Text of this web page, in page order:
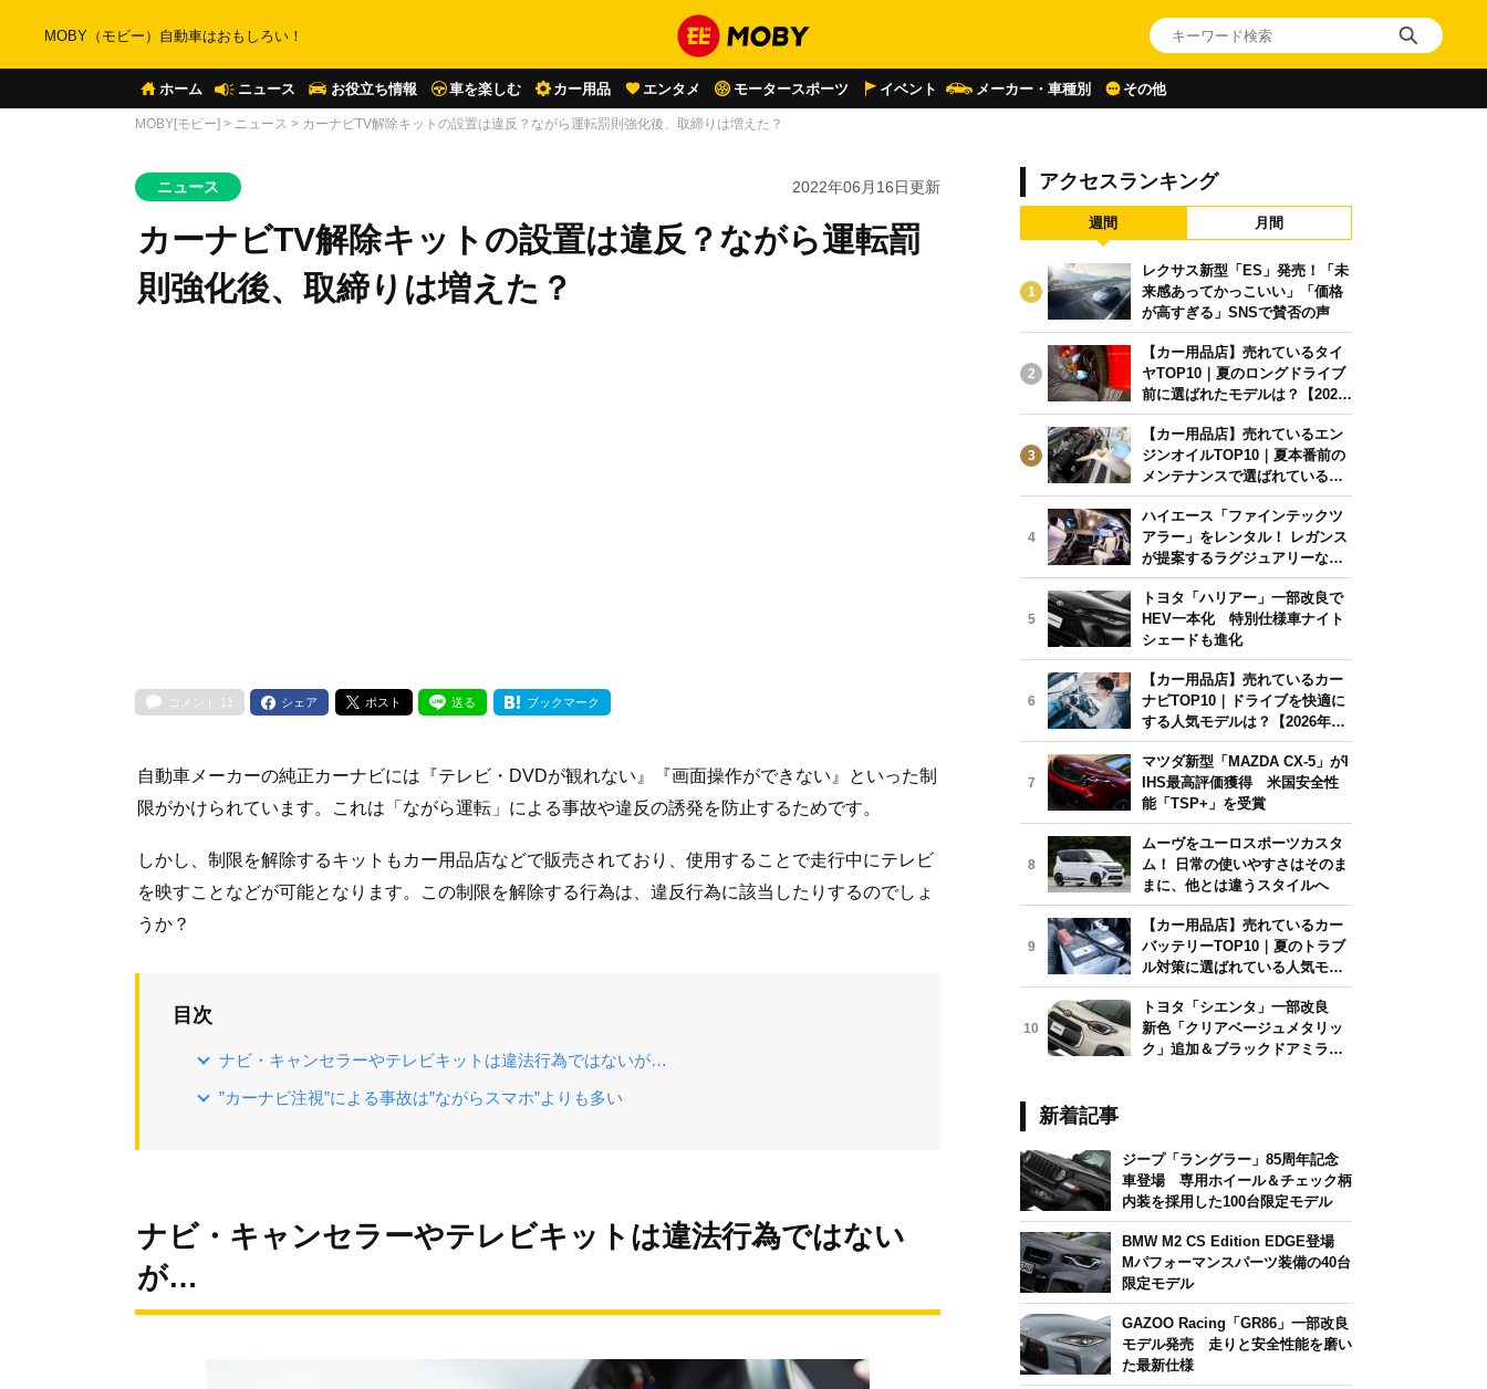
MOBY（モビー）自動車はおもしろい！
ホーム ニュース お役立ち情報 車を楽しむ カー用品 エンタメ モータースポーツ イベント メーカー・車種別 その他
MOBY[モビー] > ニュース > カーナビTV解除キットの設置は違反？ながら運転罰則強化後、取締りは増えた？
ニュース 2022年06月16日更新
カーナビTV解除キットの設置は違反？ながら運転罰
則強化後、取締りは増えた？
コメント 11 シェア ポスト 送る ブックマーク
自動車メーカーの純正カーナビには『テレビ・DVDが観れない』『画面操作ができない』といった制
限がかけられています。これは「ながら運転」による事故や違反の誘発を防止するためです。
しかし、制限を解除するキットもカー用品店などで販売されており、使用することで走行中にテレビ
を映すことなどが可能となります。この制限を解除する行為は、違反行為に該当したりするのでしょ
うか？
目次
ナビ・キャンセラーやテレビキットは違法行為ではないが…
”カーナビ注視”による事故は”ながらスマホ”よりも多い
ナビ・キャンセラーやテレビキットは違法行為ではない
が…
アクセスランキング
週間 月間
1
レクサス新型「ES」発売！「未
来感あってかっこいい」「価格
が高すぎる」SNSで賛否の声
2
【カー用品店】売れているタイ
ヤTOP10｜夏のロングドライブ
前に選ばれたモデルは？【2026
年6月版】
3
【カー用品店】売れているエン
ジンオイルTOP10｜夏本番前の
メンテナンスで選ばれている人
気モデルは？【2026年6月版】
4
ハイエース「ファインテックツ
アラー」をレンタル！ レガンス
が提案するラグジュアリーな移
動体験
5
トヨタ「ハリアー」一部改良で
HEV一本化 特別仕様車ナイト
シェードも進化
6
【カー用品店】売れているカー
ナビTOP10｜ドライブを快適に
する人気モデルは？【2026年6
月版】
7
マツダ新型「MAZDA CX-5」がI
IHS最高評価獲得 米国安全性
能「TSP+」を受賞
8
ムーヴをユーロスポーツカスタ
ム！ 日常の使いやすさはそのま
まに、他とは違うスタイルへ
9
【カー用品店】売れているカー
バッテリーTOP10｜夏のトラブ
ル対策に選ばれている人気モデ
ルは？【2026年6月版】
10
トヨタ「シエンタ」一部改良
新色「クリアベージュメタリッ
ク」追加＆ブラックドアミラー
新着記事
ジープ「ラングラー」85周年記念
車登場 専用ホイール＆チェック柄
内装を採用した100台限定モデル
BMW M2 CS Edition EDGE登場
Mパフォーマンスパーツ装備の40台
限定モデル
GAZOO Racing「GR86」一部改良
モデル発売 走りと安全性能を磨い
た最新仕様